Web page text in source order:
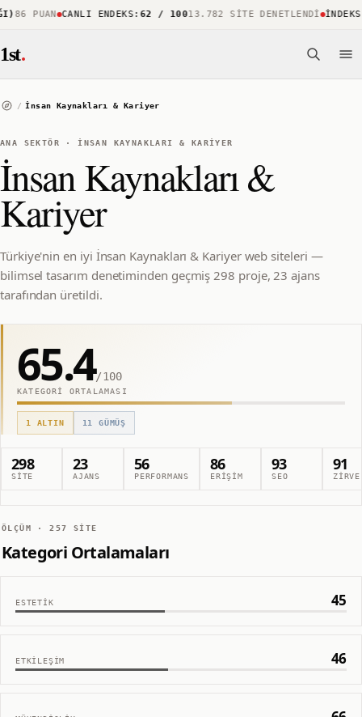
86 PUAN CANLI ENDEKS:62 / 10013.782 SITE DENETLENDI İNDEKS
1st.
/ İnsan Kaynakları & Kariyer
ANA SEKTÖR · İNSAN KAYNAKLARI & KARIYER
İnsan Kaynakları &
Kariyer
Türkiye'nin en iyi İnsan Kaynakları & Kariyer web siteleri —
bilimsel tasarım denetiminden geçmiş 298 proje, 23 ajans
tarafından üretildi.
65.4/100
KATEGORI ORTALAMASI
1 ALTIN 11 GÜMÜŞ
298
SITE
23
AJANS
56
PERFORMANS
86
ERIŞIM
93
SEO
91
ZIRVE
ÖLÇÜM ·257 SITE
Kategori Ortalamaları
ESTETIK 45
ETKILEŞIM 46